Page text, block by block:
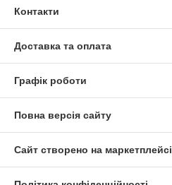
Контакти
Доставка та оплата
Графік роботи
Повна версія сайту
Сайт створено на маркетплейсі